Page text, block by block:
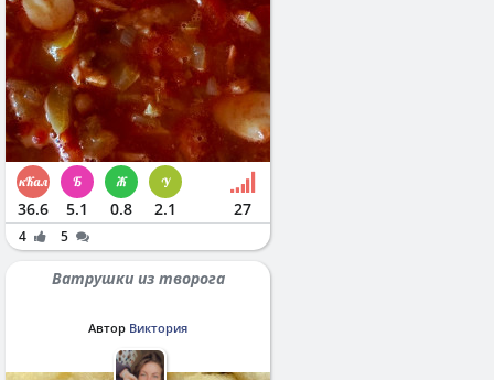
36.6 5.1 0.8 2.1 27
4 5
Ватрушки из творога
Автор Виктория